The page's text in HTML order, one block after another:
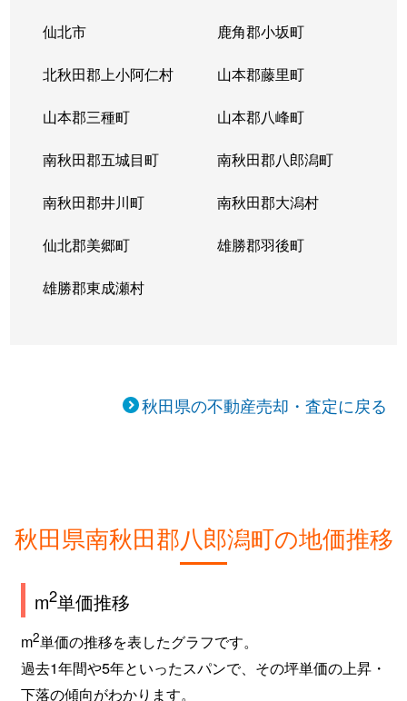
仙北市 鹿角郡小坂町
北秋田郡上小阿仁村 山本郡藤里町
山本郡三種町 山本郡八峰町
南秋田郡五城目町 南秋田郡八郎潟町
南秋田郡井川町 南秋田郡大潟村
仙北郡美郷町 雄勝郡羽後町
雄勝郡東成瀬村
秋田県の不動産売却・査定に戻る
秋田県南秋田郡八郎潟町の地価推移
m2単価推移
m2単価の推移を表したグラフです。
過去1年間や5年といったスパンで、その坪単価の上昇・
下落の傾向がわかります。